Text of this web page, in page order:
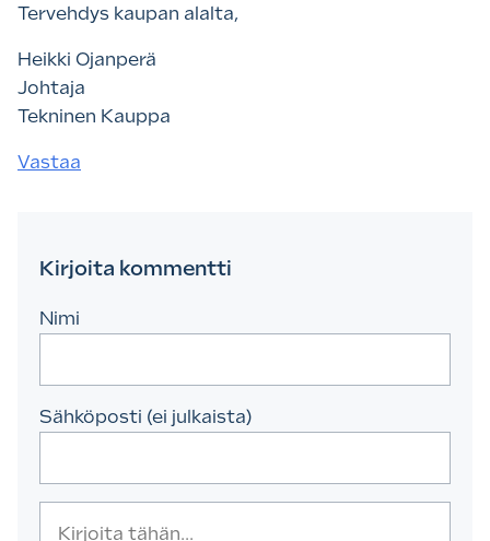
Tervehdys kaupan alalta,
Heikki Ojanperä
Johtaja
Tekninen Kauppa
Vastaa
Kirjoita kommentti
Nimi
Sähköposti (ei julkaista)